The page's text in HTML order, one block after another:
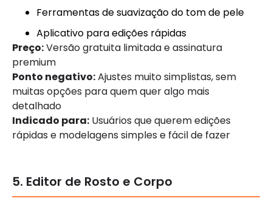
Ferramentas de suavização do tom de pele
Aplicativo para edições rápidas
Preço:Versão gratuita limitada e assinatura
premium
Ponto negativo:Ajustes muito simplistas, sem
muitas opções para quem quer algo mais
detalhado
Indicado para: Usuários que querem edições
rápidas e modelagens simples e fácil de fazer
5. Editor de Rosto e Corpo